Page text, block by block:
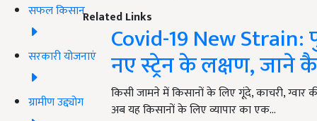
सफल किसान
सरकारी योजनाएं
ग्रामीण उद्द्योग
Related Links
Covid-19 New
नए स्ट्रेन के लक्षण, जाने
किसी जामने में किसानों के लिए गूंदे, काचरी,
अब यह किसानों के लिए व्यापार का एक…